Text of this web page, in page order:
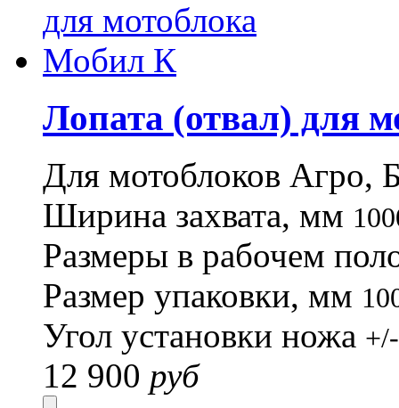
Лопата (отвал) для
Для мотоблоков Агро,
Ширина захвата, мм
Размеры в рабочем
Размер упаковки, мм
Угол установки ножа
12 900 руб